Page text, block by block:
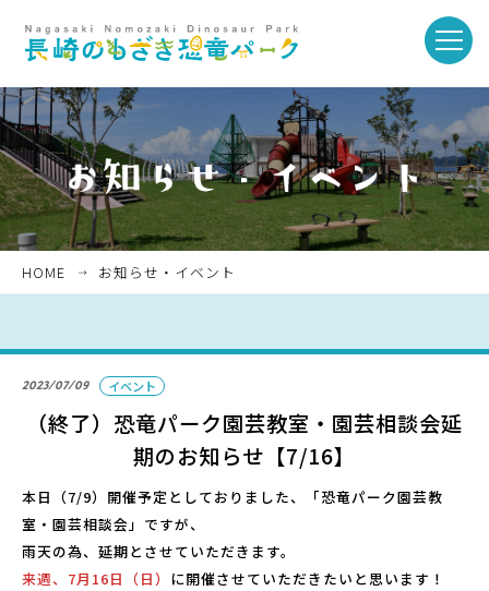
toggle
ホーム
お知らせ・イベント
パークのご紹介
長崎市恐竜博物館
こども広場
軍艦島資料館
HOME お知らせ・イベント
2023/07/09 イベント
（終了）恐竜パーク園芸教室・園芸相談会延
期のお知らせ【7/16】
本日（7/9）開催予定としておりました、「恐竜パーク園芸教
室・園芸相談会」ですが、
雨天の為、延期とさせていただきます。
来週、7月16日（日） に開催させていただきたいと思います！